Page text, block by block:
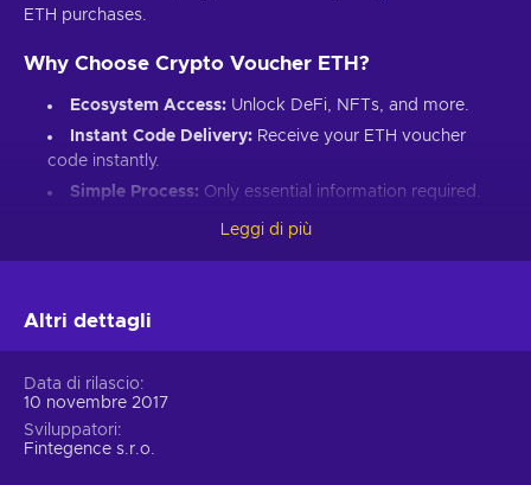
ETH purchases.
Why Choose Crypto Voucher ETH?
Ecosystem Access: Unlock DeFi, NFTs, and more.
Instant Code Delivery: Receive your ETH voucher
code instantly.
Simple Process: Only essential information required.
Introduce loved ones to Ethereum’s world.
Set up an Ethereum-compatible wallet.
Input your ETH voucher code.
Provide your email for confirmation.
Choose Ethereum (ETH).
Leggi di più
Altri dettagli
Data di rilascio
10 novembre 2017
Sviluppatori
Fintegence s.r.o.